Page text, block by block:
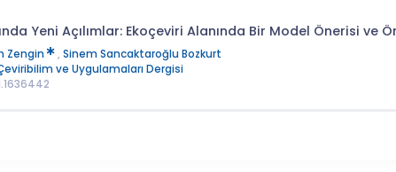
Yeni Açılımlar: Ekoçeviri Alanında Bir Model Önerisi ve
Zengin , Sinem Sancaktaroğlu Bozkurt
ve Uygulamaları Dergisi